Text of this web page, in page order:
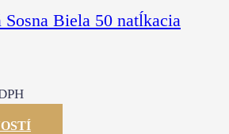
Biela 50 natĺkacia